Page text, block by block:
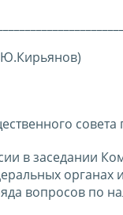
совета
заседании
органах
вопросов по